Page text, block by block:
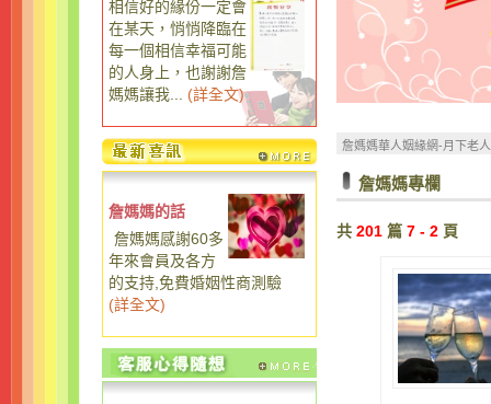
相信好的緣份一定會
在某天，悄悄降臨在
每一個相信幸福可能
的人身上，也謝謝詹
媽媽讓我...
(詳全文)
詹媽媽的話
詹媽媽感謝60多
年來會員及各方
的支持,免費婚姻性商測驗
(詳全文)
詹媽媽華人姻緣網-月下老
詹媽媽專欄
共 201 篇 7 - 2 頁